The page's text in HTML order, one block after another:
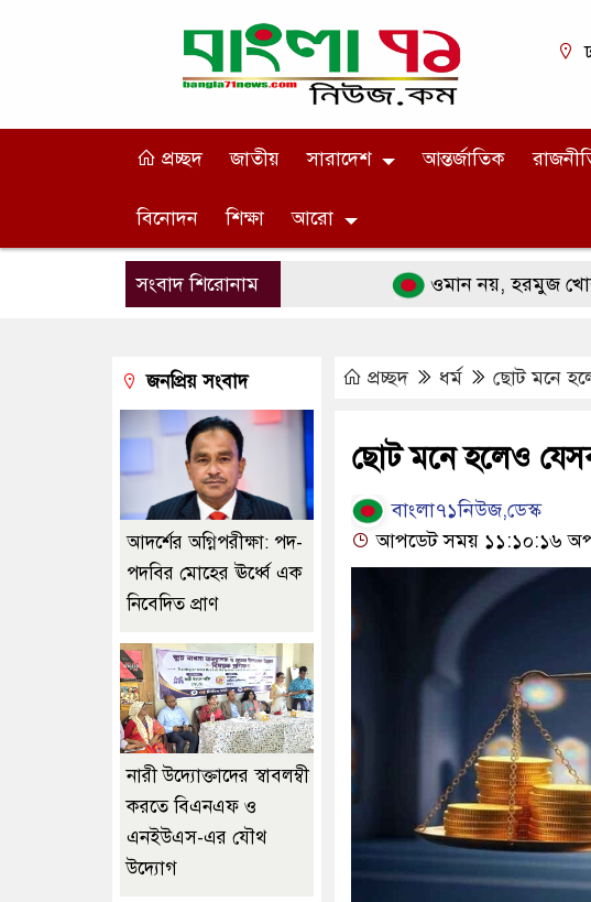
প্রচ্ছদ জাতীয় সারাদেশ আন্তর্জাতিক
বিনোদন শিক্ষা আরো
সংবাদ শিরোনাম ওমান নয়, হরমুজ খোলা
প্রচ্ছদ ধর্ম ছোট মনে
ছোট মনে হলেও
বাংলা৭১নিউজ,ডেস্ক
আপডেট সময় ১১:১০:১৬
জনপ্রিয় সংবাদ
আদর্শের অগ্নিপরীক্ষা: পদ-
পদবির মোহের ঊর্ধ্বে এক
নিবেদিত প্রাণ
নারী উদ্যোক্তাদের স্বাবলম্বী
করতে বিএনএফ ও
এনইউএস-এর যৌথ
উদ্যোগ